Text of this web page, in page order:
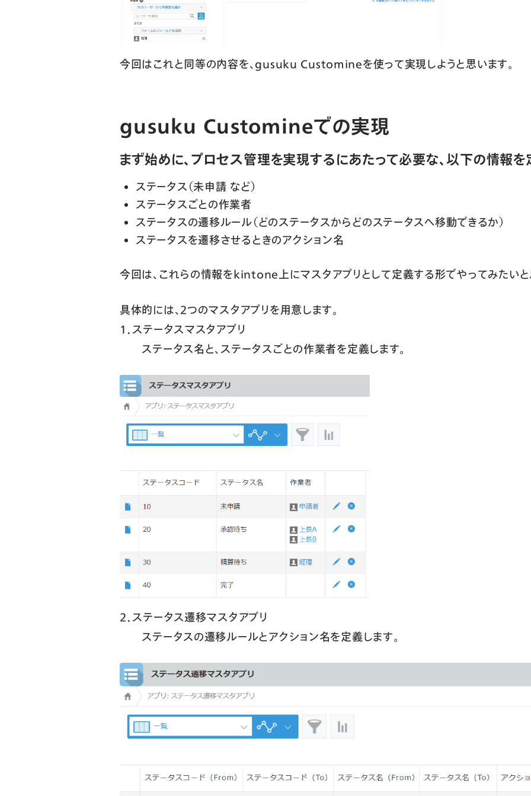
今回はこれと同等の内容を、gusuku Customineを使って実現しようと思います。
gusuku Customineでの実現
まず始めに、プロセス管理を実現するにあたって必要な、以下の情報を
ステータス（未申請 など）
ステータスごとの作業者
ステータスの遷移ルール（どのステータスからどのステータスへ移動できるか）
ステータスを遷移させるときのアクション名
今回は、これらの情報をkintone上にマスタアプリとして定義する形でやってみたいと
具体的には、2つのマスタアプリを用意します。
１．ステータスマスタアプリ
ステータス名と、ステータスごとの作業者を定義します。
２．ステータス遷移マスタアプリ
ステータスの遷移ルールとアクション名を定義します。